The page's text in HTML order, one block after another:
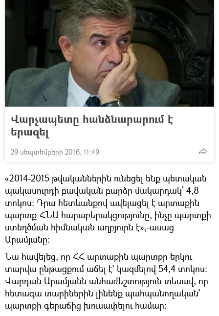
Վարչապետը հանձնարարում է
երազել
29 սեպտեմբերի 2016, 11:49
«2014-2015 թվականներին ունեցել ենք պետական
պակասուրդի բավական բարձր մակարդակ՝ 4,8
տոկոս։ Դրա հետևանքով ավելացել է արտաքին
պարտք-ՀՆԱ հարաբերակցությունը, ինչը պարտքի
ստեղծման հիմնական աղբյուրն է»,-ասաց
Արամյանը։
Նա հավելեց, որ ՀՀ արտաքին պարտքը երկու
տարվա ընթացքում աճել է` կազմելով 54,4 տոկոս։
Վարդան Արամյանն անհաժեշտություն տեսավ, որ
հետագա տարիներին լինենք պահպանողական՝
պարտքի գերաճից խուսափելու համար։